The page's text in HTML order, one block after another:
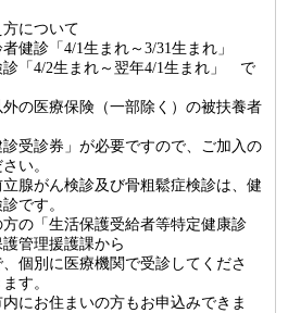
について
診「4/1生まれ～3/31生まれ」
4/2生まれ～翌年4/1生まれ」 で
医療保険（一部除く）の被扶養者
診券」が必要ですので、ご加入の
い。
がん検診及び骨粗鬆症検診は、健
です。
「生活保護受給者等特定健康診
管理援護課から
別に医療機関で受診してくださ
す。
お住まいの方もお申込みできま